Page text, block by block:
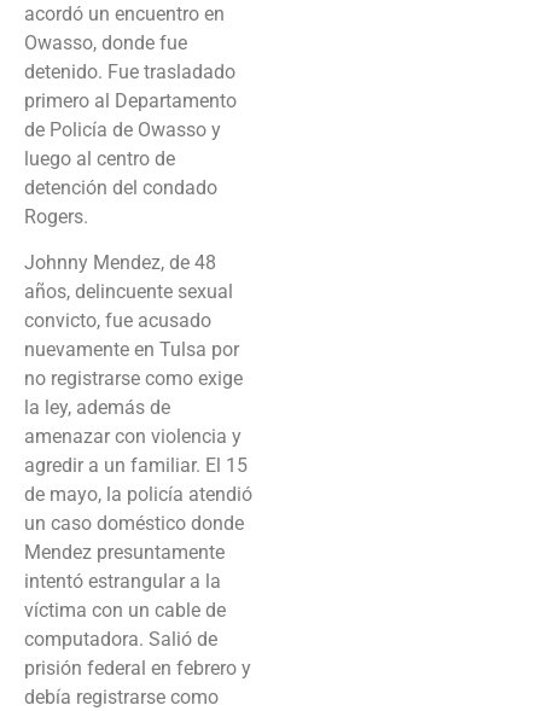
acordó un encuentro en
Owasso, donde fue
detenido. Fue trasladado
primero al Departamento
de Policía de Owasso y
luego al centro de
detención del condado
Rogers.
Johnny Mendez, de 48
años, delincuente sexual
convicto, fue acusado
nuevamente en Tulsa por
no registrarse como exige
la ley, además de
amenazar con violencia y
agredir a un familiar. El 15
de mayo, la policía atendió
un caso doméstico donde
Mendez presuntamente
intentó estrangular a la
víctima con un cable de
computadora. Salió de
prisión federal en febrero y
debía registrarse como